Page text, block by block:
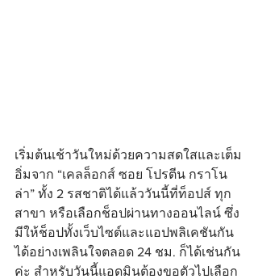
เริ่มต้นเช้าวันใหม่ด้วยความสดใสและเต็ม
อิ่มจาก “เคลล็อกส์ ซอย โปรตีน กราโน
ล่า” ทั้ง 2 รสชาติได้แล้ววันนี้ที่ท็อปส์ ทุก
สาขา หรือเลือกช็อปผ่านทางออนไลน์ ซึ่ง
มีให้ช็อปทั้งเว็บไซต์และแอปพลิเคชันกัน
ได้อย่างเพลินใจตลอด 24 ชม. ก็ได้เช่นกัน
ค่ะ สำหรับวันนี้แอดมินต้องขอตัวไปเลือก